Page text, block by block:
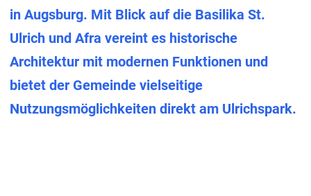
in Augsburg. Mit Blick auf die Basilika St.
Ulrich und Afra vereint es historische
Architektur mit modernen Funktionen und
bietet der Gemeinde vielseitige
Nutzungsmöglichkeiten direkt am Ulrichspark.